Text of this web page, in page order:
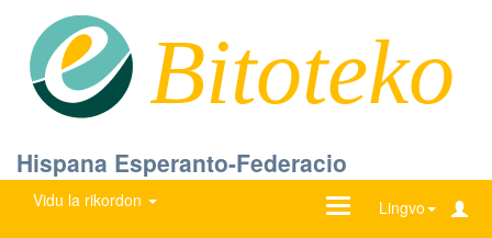
Bitoteko
Hispana Esperanto-Federacio
Vidu la rikordon Lingvo
Ŝanĝu